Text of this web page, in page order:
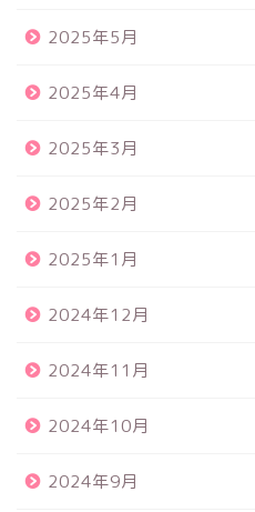
2025年5月
2025年4月
2025年3月
2025年2月
2025年1月
2024年12月
2024年11月
2024年10月
2024年9月